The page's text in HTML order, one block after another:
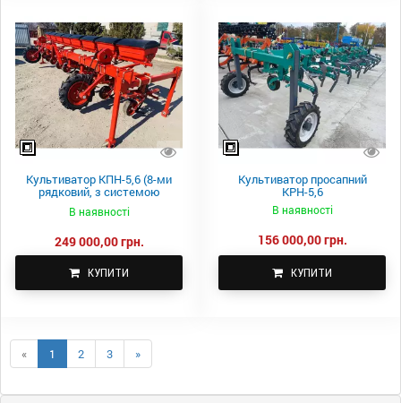
Культиватор КПН-5,6 (8-ми
рядковий, з системою
внесення добрив, з т/п.)
В наявності
249 000,00 грн.
КУПИТИ
Культиватор просапний
КРН-5,6
В наявності
156 000,00 грн.
КУПИТИ
« 1 2 3 »